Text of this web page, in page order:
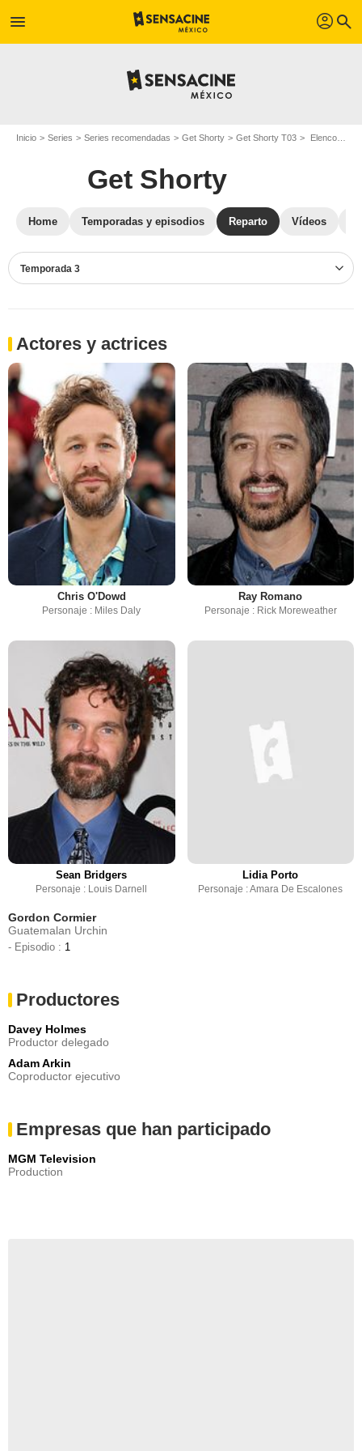
menu profil search
Inicio Series Series recomendadas Get Shorty Get Shorty T03 Elenco Get Shorty T03
Get Shorty
Home Temporadas y episodios Reparto Vídeos
Temporada 3
Actores y actrices
Chris O'Dowd
Personaje : Miles Daly
Ray Romano
Personaje : Rick Moreweather
Sean Bridgers
Personaje : Louis Darnell
Lidia Porto
Personaje : Amara De Escalones
Gordon Cormier
Guatemalan Urchin
- Episodio : 1
Productores
Davey Holmes
Productor delegado
Adam Arkin
Coproductor ejecutivo
Empresas que han participado
MGM Television
Production